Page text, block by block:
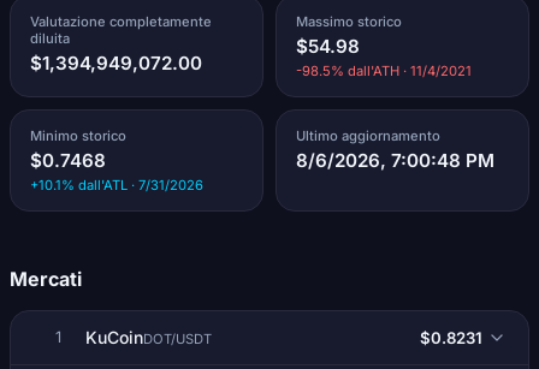
Valutazione completamente
diluita
$1,394,949,072.00
Massimo storico
$54.98
-98.5% dall'ATH · 11/4/2021
Minimo storico
$0.7468
+10.1% dall'ATL · 7/31/2026
Ultimo aggiornamento
8/6/2026, 7:00:48 PM
Mercati
1 KuCoinDOT/USDT $0.8231